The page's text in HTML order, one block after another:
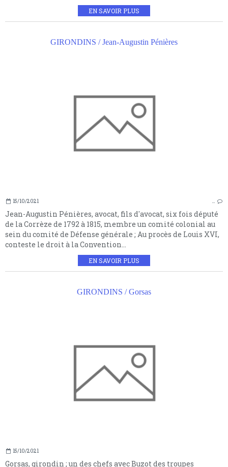
EN SAVOIR PLUS
GIRONDINS / Jean-Augustin Pénières
15/10/2021 …
Jean-Augustin Pénières, avocat, fils d'avocat, six fois député
de la Corrèze de 1792 à 1815, membre un comité colonial au
sein du comité de Défense générale ; Au procès de Louis XVI,
conteste le droit à la Convention...
EN SAVOIR PLUS
GIRONDINS / Gorsas
15/10/2021
Gorsas, girondin ; un des chefs avec Buzot des troupes